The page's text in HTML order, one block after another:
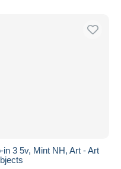
3 5v, Mint NH, Art - Art